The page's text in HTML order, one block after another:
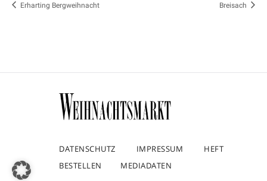
Erharting Bergweihnacht Breisach
DATENSCHUTZ IMPRESSUM
HEFT
BESTELLEN
MEDIADATEN